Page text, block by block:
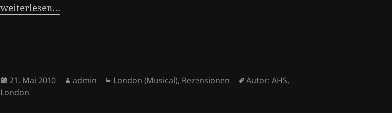
weiterlesen…
Veröffentlicht
am
21. Mai 2010 Autor
admin Kategorien
London (Musical), Rezensionen Schlagwörter
Autor: AHS,
London